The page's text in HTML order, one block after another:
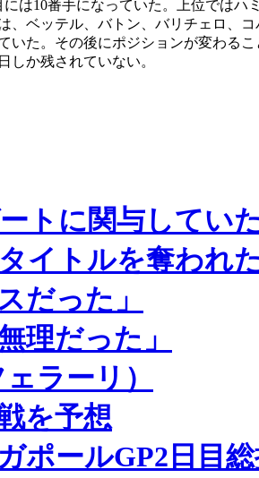
は10番手になっていた。上位では
ベッテル、バトン、バリチェロ、
た。その後にポジションが変わる
しか残されていない。
トに関与してい
イトルを奪われた
だった」
理だった」
ラーリ）
を予想
ポールGP2日目